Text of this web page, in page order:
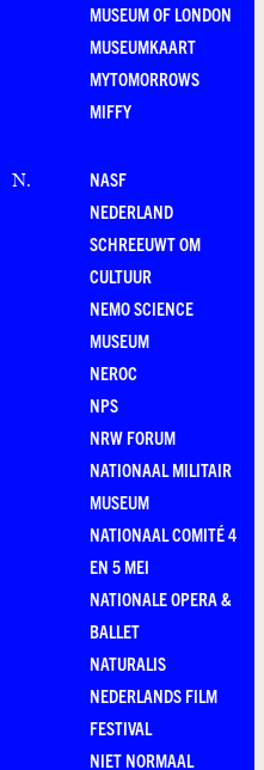
MUSEUM OF LONDON
MUSEUMKAART
MYTOMORROWS
MIFFY
N.
NASF
NEDERLAND
SCHREEUWT OM
CULTUUR
NEMO SCIENCE
MUSEUM
NEROC
NPS
NRW FORUM
NATIONAAL MILITAIR
MUSEUM
NATIONAAL COMITÉ 4
EN 5 MEI
NATIONALE OPERA &
BALLET
NATURALIS
NEDERLANDS FILM
FESTIVAL
NIET NORMAAL